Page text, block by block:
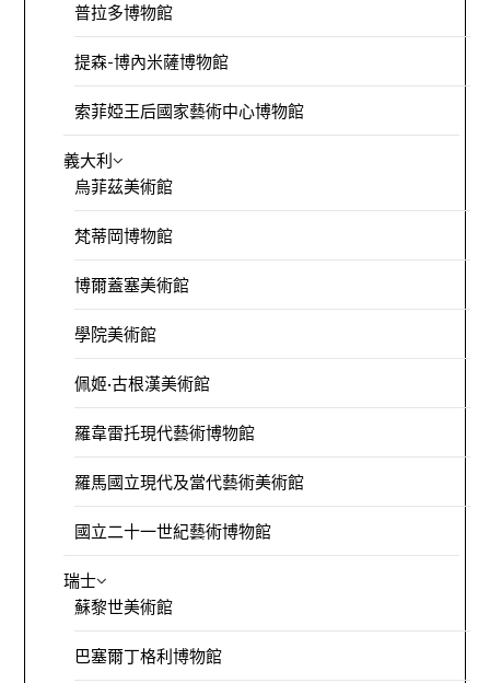
普拉多博物館
提森-博內米薩博物館
索菲婭王后國家藝術中心博物館
義大利
烏菲茲美術館
梵蒂岡博物館
博爾蓋塞美術館
學院美術館
佩姬·古根漢美術館
羅韋雷托現代藝術博物館
羅馬國立現代及當代藝術美術館
國立二十一世紀藝術博物館
瑞士
蘇黎世美術館
巴塞爾丁格利博物館